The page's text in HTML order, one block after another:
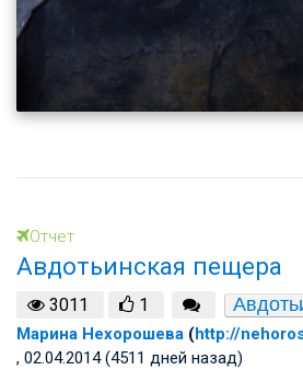
Отчет
Авдотьинская пещера
3011 1
Марина Нехорошева (http://
, 02.04.2014 (4511 дней назад)